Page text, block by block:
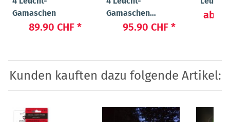
Gamaschen
89.90 CHF *
Gamaschen
"Beauty"
95.90 CHF *
ab
Kunden kauften dazu folgende Artikel: